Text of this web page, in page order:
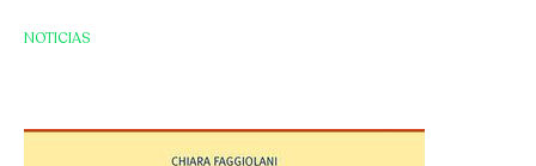
NOTICIAS